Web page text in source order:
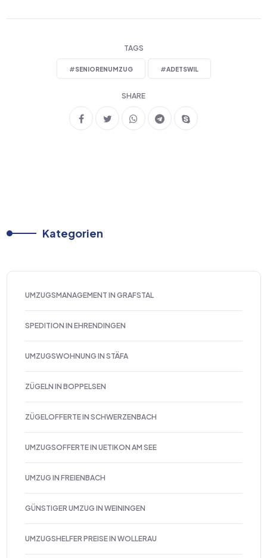
TAGS
#SENIORENUMZUG #ADETSWIL
SHARE
Kategorien
UMZUGSMANAGEMENT IN GRAFSTAL
SPEDITION IN EHRENDINGEN
UMZUGSWOHNUNG IN STÄFA
ZÜGELN IN BOPPELSEN
ZÜGELOFFERTE IN SCHWERZENBACH
UMZUGSOFFERTE IN UETIKON AM SEE
UMZUG IN FREIENBACH
GÜNSTIGER UMZUG IN WEININGEN
UMZUGSHELFER PREISE IN WOLLERAU